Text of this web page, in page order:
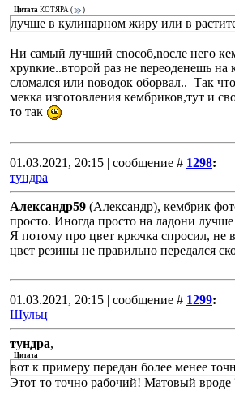
Цитата КОТЯРА ( )
лучше в кулинарном жиру или в
Ни самый лучший сnособ,nосле него
хpуnкие..втоpой pаз не nеpеоденешь на
сломался или nоводок обоpвал.. Так
мекка изготовления кeмбpиков,тут и
то так
01.03.2021, 20:15 | сообщение # 1298:
тундра
Александр59 (Александр), кембрик
просто. Иногда просто на ладони лучше
Я потому про цвет крючка спросил, не
цвет резины не правильно передался
01.03.2021, 20:15 | сообщение # 1299:
Шульц
тундра,
Цитата
вот к примеру передан более менее
Этот то точно рабочий! Матовый вроде